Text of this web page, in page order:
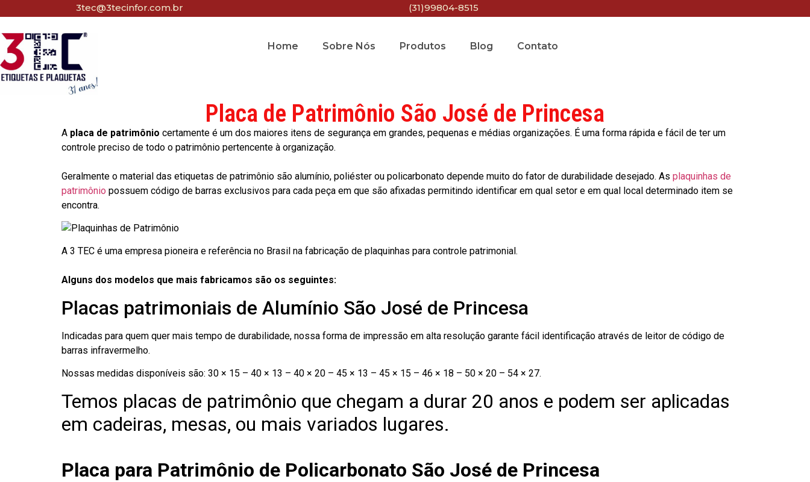
3tec@3tecinfor.com.br (31)99804-8515
Home Sobre Nós Produtos Blog Contato
Placa de Patrimônio São José de Princesa
A placa de patrimônio certamente é um dos maiores itens de segurança em grandes, pequenas e médias organizações. É uma forma rápida e fácil de ter um
controle preciso de todo o patrimônio pertencente à organização.
Geralmente o material das etiquetas de patrimônio são alumínio, poliéster ou policarbonato depende muito do fator de durabilidade desejado. As plaquinhas de
patrimônio possuem código de barras exclusivos para cada peça em que são afixadas permitindo identificar em qual setor e em qual local determinado item se
encontra.
A 3 TEC é uma empresa pioneira e referência no Brasil na fabricação de plaquinhas para controle patrimonial.
Alguns dos modelos que mais fabricamos são os seguintes:
Placas patrimoniais de Alumínio São José de Princesa
Indicadas para quem quer mais tempo de durabilidade, nossa forma de impressão em alta resolução garante fácil identificação através de leitor de código de
barras infravermelho.
Nossas medidas disponíveis são: 30 × 15 – 40 × 13 – 40 × 20 – 45 × 13 – 45 × 15 – 46 × 18 – 50 × 20 – 54 × 27.
Temos placas de patrimônio que chegam a durar 20 anos e podem ser aplicadas
em cadeiras, mesas, ou mais variados lugares.
Placa para Patrimônio de Policarbonato São José de Princesa